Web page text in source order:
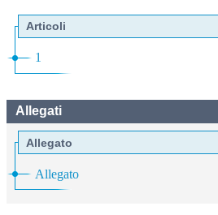
Articoli
1
Allegati
Allegato
Allegato